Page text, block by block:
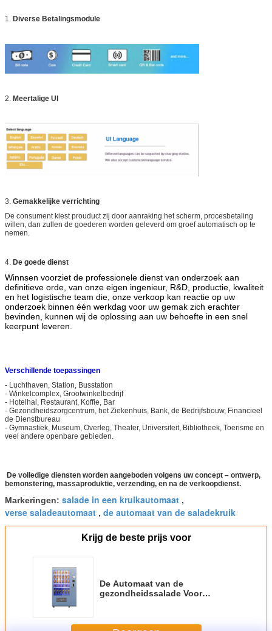
1. Diverse Betalingsmodule
2. Meertalige UI
3. Gemakkelijke verrichting
De consument kiest prouduct zij door aanraking het scherm, procesbetaling
willen, dan zullen de goederen worden geleverd om groef automatisch op te
nemen.
4. De goede dienst
Winnsen voorziet de professionele dienst van onderzoek aan
definitieve orde, van onze eigen ingenieur, R&D, productie, kwaliteit
en het logistische team die, onze verkoop kan reactie op uw
onderzoek binnen één werkdag voor uw gemak zich erachter
bevinden, kunnen wij de oplossing aan uw behoefte in een snel
keerpunt leveren.
Verschillende toepassingen
- Luchthaven, Station, Busstation
- Winkelcomplex, Grootwinkelbedrijf
- Hotelhal, Restaurant, Koffie, Bar
- Gezondheidszorgcentrum, het Ziekenhuis, Bank, de Bedrijfsbouw, Financieel
de Dienstbureau
- Gymnastiek, Museum, Overleg, Theater, Universiteit, Bibliotheek, Toerisme en
veel andere openbare gebieden.
De volledige diensten worden aangeboden volgens uw concept – ontwerp,
bemonstering, massaproduktie, verzending, en na de verkoopdienst.
Markeringen: salade in een kruikautomaat ,
verse saladeautomaat , de automaat van de saladekruik
Krijg de beste prijs voor
De Automaat van de
gezondheidssalade Voor